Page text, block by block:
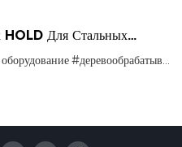
HOLD Для Стальных
| Прочная Рама#деревообрабатывающее оборудование